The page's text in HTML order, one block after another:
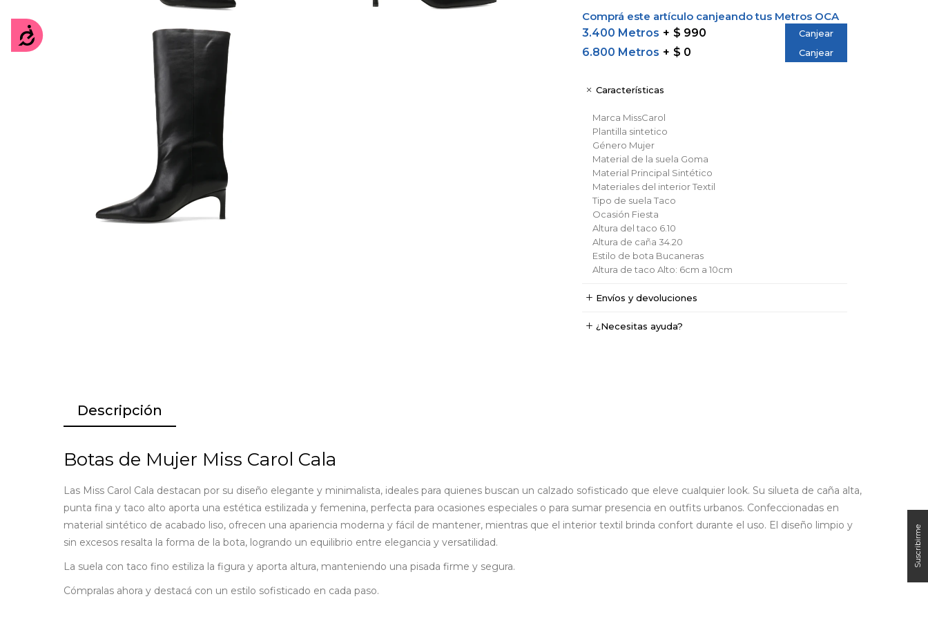
Accesibilidad
Comprá este artículo canjeando tus Metros OCA
3.400 Metros
$ 990 Canjear
6.800 Metros $ 0 Canjear
Características
Marca MissCarol
Plantilla sintetico
Género Mujer
Material de la suela Goma
Material Principal Sintético
Materiales del interiorTextil
Tipo de suela Taco
Ocasión Fiesta
Altura del taco 6.10
Altura de caña 34.20
Estilo de bota Bucaneras
Altura de taco Alto: 6cm a 10cm
Envíos y devoluciones
¿Necesitas ayuda?
Descripción
Botas de Mujer Miss Carol Cala
Las Miss Carol Cala destacan por su diseño elegante y minimalista, ideales para quienes buscan un calzado sofisticado que eleve cualquier look. Su silueta de caña alta,
punta fina y taco alto aporta una estética estilizada y femenina, perfecta para ocasiones especiales o para sumar presencia en outfits urbanos. Confeccionadas en
material sintético de acabado liso, ofrecen una apariencia moderna y fácil de mantener, mientras que el interior textil brinda confort durante el uso. El diseño limpio y
sin excesos resalta la forma de la bota, logrando un equilibrio entre elegancia y versatilidad.
La suela con taco fino estiliza la figura y aporta altura, manteniendo una pisada firme y segura.
Cómpralas ahora y destacá con un estilo sofisticado en cada paso.